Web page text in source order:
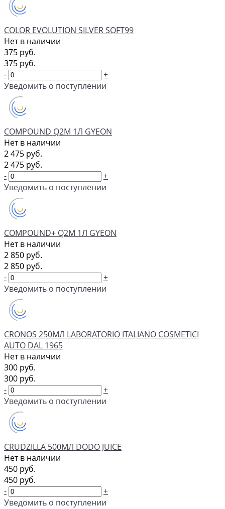
COLOR EVOLUTION SILVER SOFT99
Нет в наличии
375 руб.
375 руб.
-
+
Уведомить о поступлении
COMPOUND Q2M 1Л GYEON
Нет в наличии
2 475 руб.
2 475 руб.
-
+
Уведомить о поступлении
COMPOUND+ Q2M 1Л GYEON
Нет в наличии
2 850 руб.
2 850 руб.
-
+
Уведомить о поступлении
CRONOS 250МЛ LABORATORIO ITALIANO COSMETICI
AUTO DAL 1965
Нет в наличии
300 руб.
300 руб.
-
+
Уведомить о поступлении
CRUDZILLA 500МЛ DODO JUICE
Нет в наличии
450 руб.
450 руб.
-
+
Уведомить о поступлении